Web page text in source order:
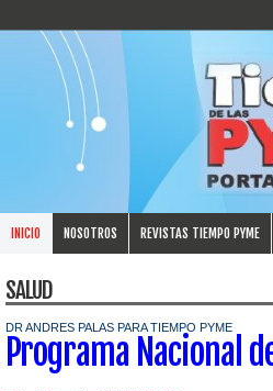
INICIO NOSOTROS REVISTAS TIEMPO PYME
SALUD
DR ANDRES PALAS PARA TIEMPO PYME
Programa Nacional